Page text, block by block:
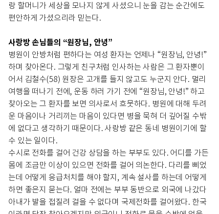
랑 할머니가 세상을 모나지 않게 사셨으니 눈을 감는 순간에도
편안하게 가셨으리라 믿는다.
사랑방 손님들의 “원장님, 안녕”
병원이 안방처럼 편하다는 여성 환자는 언제나 “원장님, 안녕!”
하며 찾아온다. 그렇게 친구처럼 인사하는 사람은 그 환자뿐이
어서 김철수(58) 원장은 고개를 들지 않고도 누군지 안다. 멀리
여행을 떠나기 전에, 운동 하러 가기 전에 “원장님, 안녕!” 하고
찾아오는 그 환자를 보면 의사로서 흐뭇하다. 병원에 대해 두려
운 마음이나 거리끼는 마음이 있다면 병을 묵혀 더 깊어질 수밖
에 없다고 생각하기 때문이다. 사랑방 같은 동네 병원이기에 할
수 있는 일이다.
수시로 전화를 걸어 건강 상담을 하는 부부도 있다. 어디를 가든
몸에 조금만 이상이 있으면 전화를 걸어 의논한다. 다리를 삐었
는데 어떻게 응급처치를 해야 할지, 계속 설사를 하는데 어떻게
하면 좋은지 묻는다. 얼마 전에는 부부 동반으로 외국에 나갔다
아내가 발을 접질려 걸을 수 없다며 국제전화를 걸어왔다. 한국